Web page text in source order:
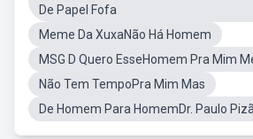
De Papel Fofa
Meme Da XuxaNão Há Homem
MSG D Quero EsseHomem Pra Mim
Não Tem TempoPra Mim Mas
De Homem Para HomemDr. Paulo